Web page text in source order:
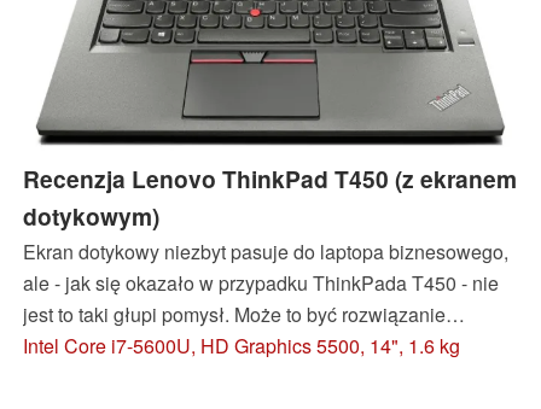
Recenzja Lenovo ThinkPad T450 (z ekranem
dotykowym)
Ekran dotykowy niezbyt pasuje do laptopa biznesowego,
ale - jak się okazało w przypadku ThinkPada T450 - nie
jest to taki głupi pomysł. Może to być rozwiązanie
użyteczne, pod warunkiem że da się np. odchylić ekran o
Intel Core i7-5600U, HD Graphics 5500, 14", 1.6 kg